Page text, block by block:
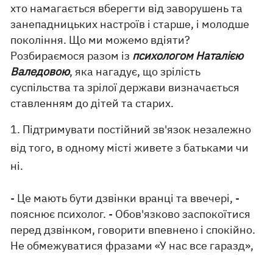
хто намагається вберегти від заворушень та
занепадницьких настроїв і старше, і молодше
покоління. Що ми можемо вдіяти?
Розбираємося разом із психологом Наталією
Валедовою, яка нагадує, що зрілість
суспільства та зрілої держави визначається
ставленням до дітей та старих.
1. Підтримувати постійний зв'язок незалежно
від того, в одному місті живете з батьками чи
ні.
- Це мають бути дзвінки вранці та ввечері, -
пояснює психолог. - Обов'язково заспокоїтися
перед дзвінком, говорити впевнено і спокійно.
Не обмежуватися фразами «У нас все гаразд»,